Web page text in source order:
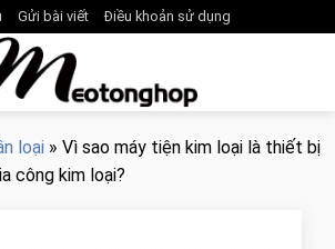
Gửi bài viết Điều khoản sử dụng
loại » Vì sao máy tiện kim loại là thiết bị
công kim loại?